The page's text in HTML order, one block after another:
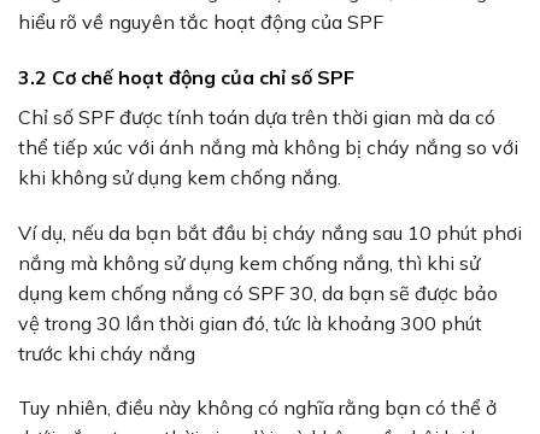
hiểu rõ về nguyên tắc hoạt động của SPF
3.2 Cơ chế hoạt động của chỉ số SPF
Chỉ số SPF được tính toán dựa trên thời gian mà da có
thể tiếp xúc với ánh nắng mà không bị cháy nắng so với
khi không sử dụng kem chống nắng.
Ví dụ, nếu da bạn bắt đầu bị cháy nắng sau 10 phút phơi
nắng mà không sử dụng kem chống nắng, thì khi sử
dụng kem chống nắng có SPF 30, da bạn sẽ được bảo
vệ trong 30 lần thời gian đó, tức là khoảng 300 phút
trước khi cháy nắng
Tuy nhiên, điều này không có nghĩa rằng bạn có thể ở